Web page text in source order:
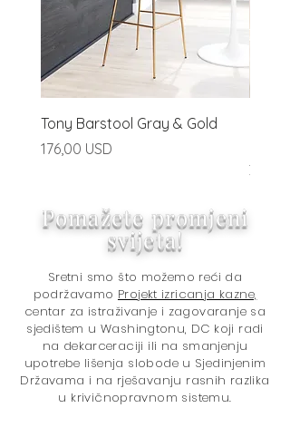
Tony Barstool Gray & Gold
Price
176,00 USD
Price
Pomažete promjeni
svijeta!
Sretni smo što možemo reći da
podržavamo Projekt izricanja kazne,
centar za istraživanje i zagovaranje sa
sjedištem u Washingtonu, DC koji radi
na dekarceraciji ili na smanjenju
upotrebe lišenja slobode u Sjedinjenim
Državama i na rješavanju rasnih razlika
u krivičnopravnom sistemu.